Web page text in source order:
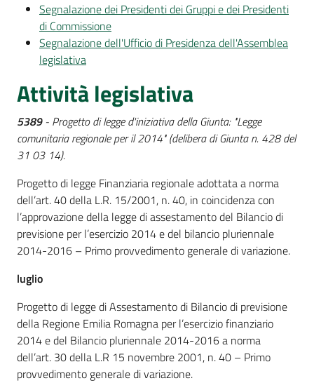
Segnalazione dei Presidenti dei Gruppi e dei Presidenti
di Commissione
Segnalazione dell'Ufficio di Presidenza dell'Assemblea
legislativa
Attività legislativa
5389- Progetto di legge d'iniziativa della Giunta: "Legge
comunitaria regionale per il 2014" (delibera di Giunta n. 428 del
31 03 14).
Progetto di legge Finanziaria regionale adottata a norma
dell’art. 40 della L.R. 15/2001, n. 40, in coincidenza con
l’approvazione della legge di assestamento del Bilancio di
previsione per l’esercizio 2014 e del bilancio pluriennale
2014-2016 – Primo provvedimento generale di variazione.
luglio
Progetto di legge di Assestamento di Bilancio di previsione
della Regione Emilia Romagna per l’esercizio finanziario
2014 e del Bilancio pluriennale 2014-2016 a norma
dell’art. 30 della L.R 15 novembre 2001, n. 40 – Primo
provvedimento generale di variazione.